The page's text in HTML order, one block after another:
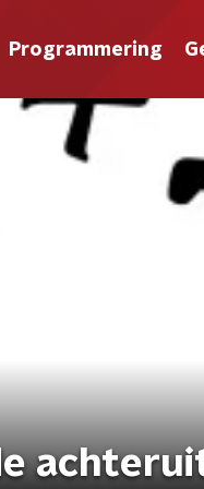
Programmering